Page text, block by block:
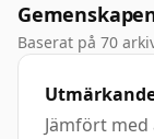
Baserat på 70
Jämfört